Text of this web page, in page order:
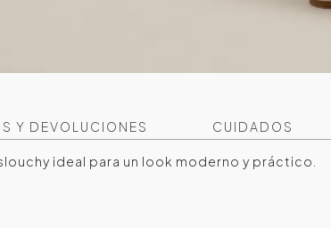
Y DEVOLUCIONES CUIDADOS
ideal para un look moderno y práctico.